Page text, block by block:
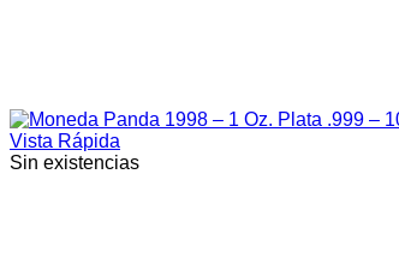
Vista Rápida
Sin existencias